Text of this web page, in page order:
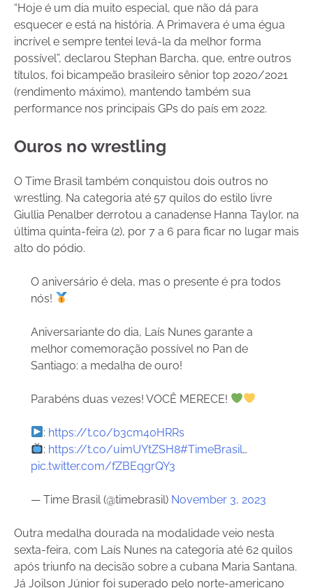
“Hoje é um dia muito especial, que não dá para
esquecer e está na história. A Primavera é uma égua
incrível e sempre tentei levá-la da melhor forma
possível”, declarou Stephan Barcha, que, entre outros
títulos, foi bicampeão brasileiro sênior top 2020/2021
(rendimento máximo), mantendo também sua
performance nos principais GPs do país em 2022.
Ouros no wrestling
O Time Brasil também conquistou dois outros no
wrestling. Na categoria até 57 quilos do estilo livre
Giullia Penalber derrotou a canadense Hanna Taylor, na
última quinta-feira (2), por 7 a 6 para ficar no lugar mais
alto do pódio.
O aniversário é dela, mas o presente é pra todos
nós!
Aniversariante do dia, Laís Nunes garante a
melhor comemoração possível no Pan de
Santiago: a medalha de ouro!
Parabéns duas vezes! VOCÊ MERECE!
: https://t.co/b3cm40HRRs
: https://t.co/uimUYtZSH8#TimeBrasil…
pic.twitter.com/fZBEqgrQY3
— Time Brasil (@timebrasil) November 3, 2023
Outra medalha dourada na modalidade veio nesta
sexta-feira, com Laís Nunes na categoria até 62 quilos
após triunfo na decisão sobre a cubana Maria Santana.
Já Joilson Júnior foi superado pelo norte-americano